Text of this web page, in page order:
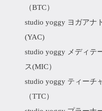
（BTC）
studio yoggy ヨガアナ
(YAC)
studio yoggy メディテ
ス(MIC）
studio yoggy ティーチ
（TTC）